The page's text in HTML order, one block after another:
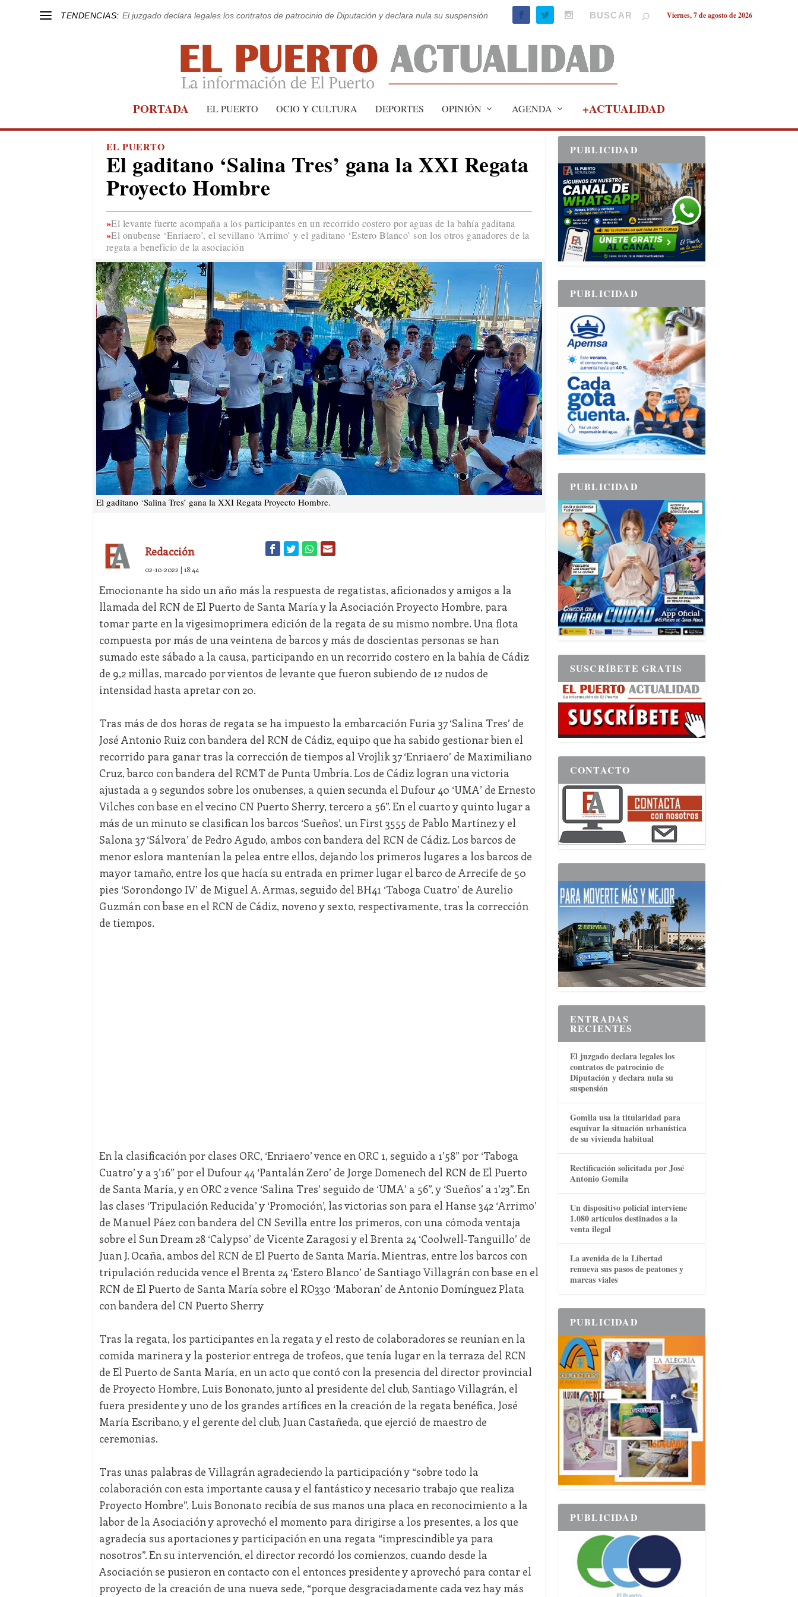
TENDENCIAS: El juzgado declara legales los contratos de patrocinio de Diputación y declara nula su suspensión Viernes, 7 de agosto de 2026
PORTADA EL PUERTO OCIO Y CULTURA DEPORTES OPINIÓN AGENDA +ACTUALIDAD
EL PUERTO
El gaditano ‘Salina Tres’ gana la XXI Regata
Proyecto Hombre
El levante fuerte acompaña a los participantes en un recorrido costero por aguas de la bahía gaditana
El onubense ‘Enriaero’, el sevillano ‘Arrimo’ y el gaditano ‘Estero Blanco’ son los otros ganadores de la
regata a beneficio de la asociación
El gaditano ‘Salina Tres’ gana la XXI Regata Proyecto Hombre.
Redacción
02-10-2022 | 18:44
Emocionante ha sido un año más la respuesta de regatistas, aficionados y amigos a la
llamada del RCN de El Puerto de Santa María y la Asociación Proyecto Hombre, para
tomar parte en la vigesimoprimera edición de la regata de su mismo nombre. Una flota
compuesta por más de una veintena de barcos y más de doscientas personas se han
sumado este sábado a la causa, participando en un recorrido costero en la bahía de Cádiz
de 9,2 millas, marcado por vientos de levante que fueron subiendo de 12 nudos de
intensidad hasta apretar con 20.
Tras más de dos horas de regata se ha impuesto la embarcación Furia 37 ‘Salina Tres’ de
José Antonio Ruiz con bandera del RCN de Cádiz, equipo que ha sabido gestionar bien el
recorrido para ganar tras la corrección de tiempos al Vrojlik 37 ‘Enriaero’ de Maximiliano
Cruz, barco con bandera del RCMT de Punta Umbría. Los de Cádiz logran una victoria
ajustada a 9 segundos sobre los onubenses, a quien secunda el Dufour 40 ‘UMA’ de Ernesto
Vilches con base en el vecino CN Puerto Sherry, tercero a 56”. En el cuarto y quinto lugar a
más de un minuto se clasifican los barcos ‘Sueños’, un First 3555 de Pablo Martínez y el
Salona 37 ‘Sálvora’ de Pedro Agudo, ambos con bandera del RCN de Cádiz. Los barcos de
menor eslora mantenían la pelea entre ellos, dejando los primeros lugares a los barcos de
mayor tamaño, entre los que hacía su entrada en primer lugar el barco de Arrecife de 50
pies ‘Sorondongo IV’ de Miguel A. Armas, seguido del BH41 ‘Taboga Cuatro’ de Aurelio
Guzmán con base en el RCN de Cádiz, noveno y sexto, respectivamente, tras la corrección
de tiempos.
En la clasificación por clases ORC, ‘Enriaero’ vence en ORC 1, seguido a 1’58” por ‘Taboga
Cuatro’ y a 3’16” por el Dufour 44 ‘Pantalán Zero’ de Jorge Domenech del RCN de El Puerto
de Santa María, y en ORC 2 vence ‘Salina Tres’ seguido de ‘UMA’ a 56”, y ‘Sueños’ a 1’23”. En
las clases ‘Tripulación Reducida’ y ‘Promoción’, las victorias son para el Hanse 342 ‘Arrimo’
de Manuel Páez con bandera del CN Sevilla entre los primeros, con una cómoda ventaja
sobre el Sun Dream 28 ‘Calypso’ de Vicente Zaragosi y el Brenta 24 ‘Coolwell-Tanguillo’ de
Juan J. Ocaña, ambos del RCN de El Puerto de Santa María. Mientras, entre los barcos con
tripulación reducida vence el Brenta 24 ‘Estero Blanco’ de Santiago Villagrán con base en el
RCN de El Puerto de Santa María sobre el RO330 ‘Maboran’ de Antonio Domínguez Plata
con bandera del CN Puerto Sherry
Tras la regata, los participantes en la regata y el resto de colaboradores se reunían en la
comida marinera y la posterior entrega de trofeos, que tenía lugar en la terraza del RCN
de El Puerto de Santa María, en un acto que contó con la presencia del director provincial
de Proyecto Hombre, Luis Bononato, junto al presidente del club, Santiago Villagrán, el
fuera presidente y uno de los grandes artífices en la creación de la regata benéfica, José
María Escribano, y el gerente del club, Juan Castañeda, que ejerció de maestro de
ceremonias.
Tras unas palabras de Villagrán agradeciendo la participación y “sobre todo la
colaboración con esta importante causa y el fantástico y necesario trabajo que realiza
Proyecto Hombre”, Luis Bononato recibía de sus manos una placa en reconocimiento a la
labor de la Asociación y aprovechó el momento para dirigirse a los presentes, a los que
agradecía sus aportaciones y participación en una regata “imprescindible ya para
nosotros”. En su intervención, el director recordó los comienzos, cuando desde la
Asociación se pusieron en contacto con el entonces presidente y aprovechó para contar el
proyecto de la creación de una nueva sede, “porque desgraciadamente cada vez hay más
PUBLICIDAD
PUBLICIDAD
PUBLICIDAD
SUSCRÍBETE GRATIS
CONTACTO
ENTRADAS
RECIENTES
El juzgado declara legales los
contratos de patrocinio de
Diputación y declara nula su
suspensión
Gomila usa la titularidad para
esquivar la situación urbanística
de su vivienda habitual
Rectificación solicitada por José
Antonio Gomila
Un dispositivo policial interviene
1.080 artículos destinados a la
venta ilegal
La avenida de la Libertad
renueva sus pasos de peatones y
marcas viales
PUBLICIDAD
PUBLICIDAD